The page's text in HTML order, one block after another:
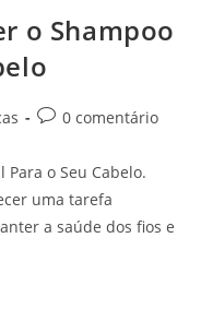
o Shampoo
0 comentário
Para o Seu Cabelo.
uma tarefa
a saúde dos fios e